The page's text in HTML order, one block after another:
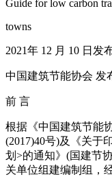
Guide for low carbon
towns
2021年 12 月 10 日发
中国建筑节能协会 发
前 言
根据《中国建筑节能
(2017)40号)及《关于
划>的通知》(国建节
关单位组建编制组，